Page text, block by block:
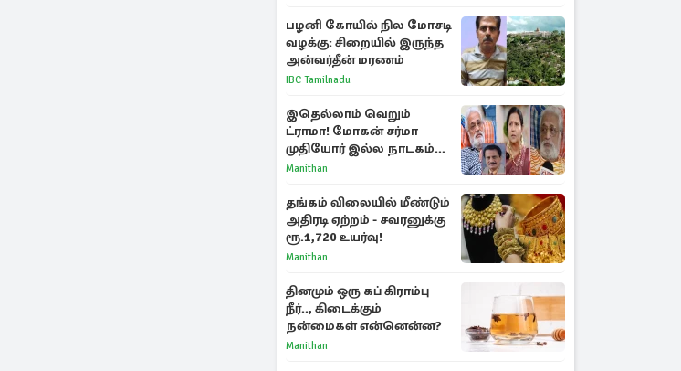
பழனி கோயில் நில மோசடி
வழக்கு: சிறையில் இருந்த
அன்வர்தீன் மரணம்
IBC Tamilnadu
இதெல்லாம் வெறும்
ட்ராமா! மோகன் சர்மா
முதியோர் இல்ல நாடகம்
குறித்து குட்டி பத்மினி
Manithan
தங்கம் விலையில் மீண்டும்
அதிரடி ஏற்றம் - சவரனுக்கு
ரூ.1,720 உயர்வு!
Manithan
தினமும் ஒரு கப் கிராம்பு
நீர்.., கிடைக்கும்
நன்மைகள் என்னென்ன?
Manithan